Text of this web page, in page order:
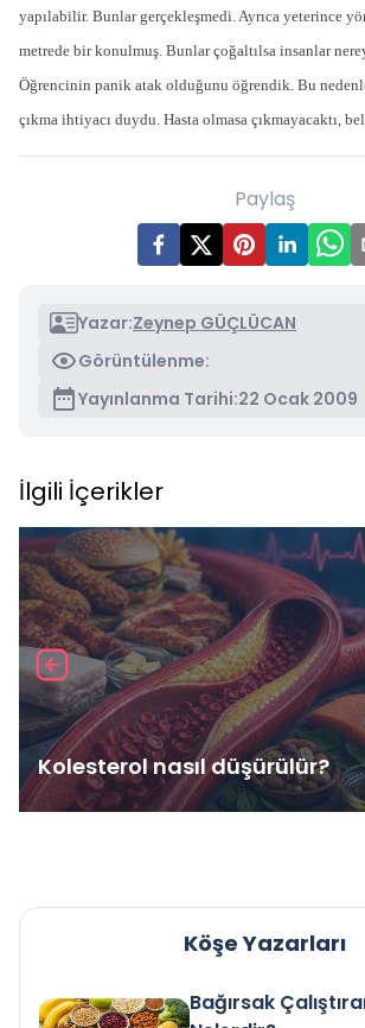
yapılabilir. Bunlar gerçekleşmedi. Ayrıca yeterince
metrede bir konulmuş. Bunlar çoğaltılsa insanlar
Öğrencinin panik atak olduğunu öğrendik. Bu
çıkma ihtiyacı duydu. Hasta olmasa çıkmayacaktı,
Paylaş
Yazar:Zeynep GÜÇLÜCAN
Görüntülenme:
Yayınlanma Tarihi:22 Ocak 2009
İlgili İçerikler
Kolesterol nasıl düşürülür?
Köşe Yazarları
Bağırsak